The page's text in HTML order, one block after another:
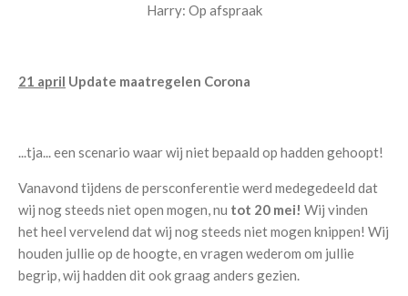
Harry: Op afspraak
21 april Update maatregelen Corona
...tja... een scenario waar wij niet bepaald op hadden gehoopt!
Vanavond tijdens de persconferentie werd medegedeeld dat
wij nog steeds niet open mogen, nu tot 20 mei! Wij vinden
het heel vervelend dat wij nog steeds niet mogen knippen! Wij
houden jullie op de hoogte, en vragen wederom om jullie
begrip, wij hadden dit ook graag anders gezien.